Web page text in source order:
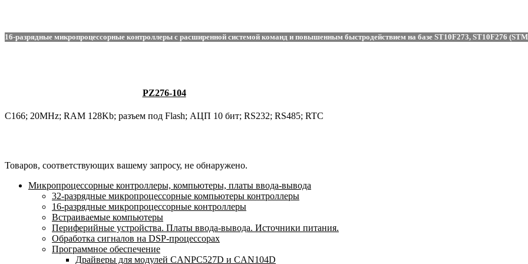
16-разрядные микропроцессорные контроллеры c расширенной системой команд и повышенным быстродействием на базе ST10F273, ST10F276
PZ276-104
C166; 20MHz; RAM 128Kb; разъем под Flash; АЦП 10 бит; RS232; RS485; RTC
Товаров, соответствующих вашему запросу, не обнаружено.
Микропроцессорные контроллеры, компьютеры, платы ввода-вывода
32-разрядные микропроцессорные компьютеры контроллеры
16-разрядные микропроцессорные контроллеры
Встраиваемые компьютеры
Периферийные устройства. Платы ввода-вывода. Источники питания.
Обработка сигналов на DSP-процессорах
Программное обеспечение
Драйверы для модулей CANPC527D и CAN104D